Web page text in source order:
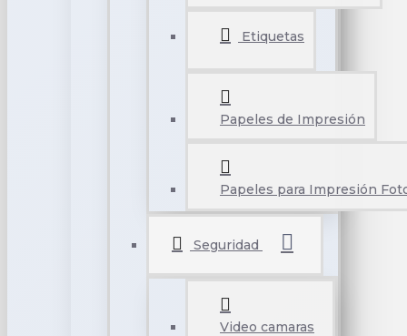
Etiquetas
Papeles de Impresión
Papeles para Impresión
Seguridad
Video camaras